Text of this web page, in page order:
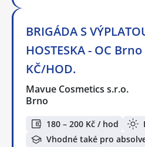
BRIGÁDA S
HOSTESKA - OC
KČ/HOD.
Mavue Cosmetics s.r.o.
Brno
180 – 200 Kč / hod
Vhodné také pro